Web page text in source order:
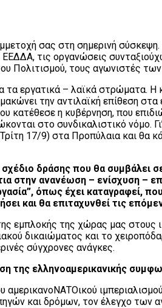
σας στη σημερινή
τις οργανώσεις
Πολιτισμού, τους αγωνιστές
τα εργατικά – λαϊκά στρώματα.
την αντιλαϊκή επίθεση
κατέθεσε η κυβέρνηση, που
στο συνδικαλιστικό νόμο.
17/9) στα Προπύλαια και θα
δράσης που θα συμβάλει
στην ανανέωση – ενίσχυση –
όπως έχει καταγραφεί,
και θα επιταχυνθεί τις
εμπλοκής της χώρας μας στους
δικαιώματος και το
σύγχρονες ανάγκες.
της ελληνοαμερικανικής
αμερικανοΝΑΤΟικού
και δρόμων, τον έλεγχο των